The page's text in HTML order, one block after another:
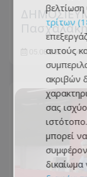
05.08.2026 -
τρίτων
αυτούς
ακριβών
σας
μπορεί
συμφέρον
δικαίωμα